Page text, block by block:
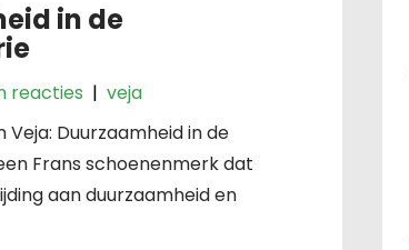
in de
reacties |veja
Duurzaamheid in de
Frans schoenenmerk dat
aan duurzaamheid en